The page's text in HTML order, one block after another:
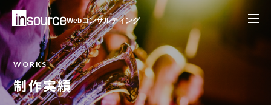
Webコンサルティング
WORKS
制作実績